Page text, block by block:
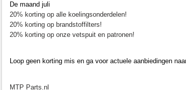
Isolatieband zwart
Een rol isolatieband koopt u veilig en
Producteigenschappen:
De maand juli
20% korting op alle koelingsonderdelen!
20% korting op brandstoffilters!
20% korting op onze vetspuit en patronen!
Loop geen korting mis en ga voor actuele aanbiedingen
MTP Parts.nl